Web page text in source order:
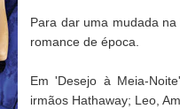
Para dar uma mudada
romance de época.
Em 'Desejo à Meia-
irmãos Hathaway; Leo,